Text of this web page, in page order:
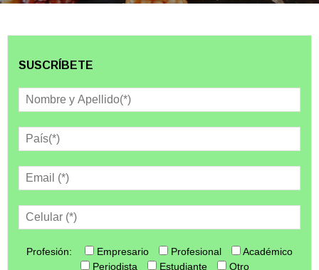
SUSCRÍBETE
Profesión: Empresario Profesional
Académico
Periodista
Estudiante Otro